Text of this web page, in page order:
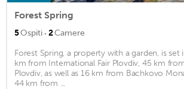
Forest Spring
5Ospiti · 2Camere
Forest Spring, a property with a garden, is set
km from International Fair Plovdiv, 45 km
Plovdiv, as well as 16 km from Bachkovo
44 km from ...